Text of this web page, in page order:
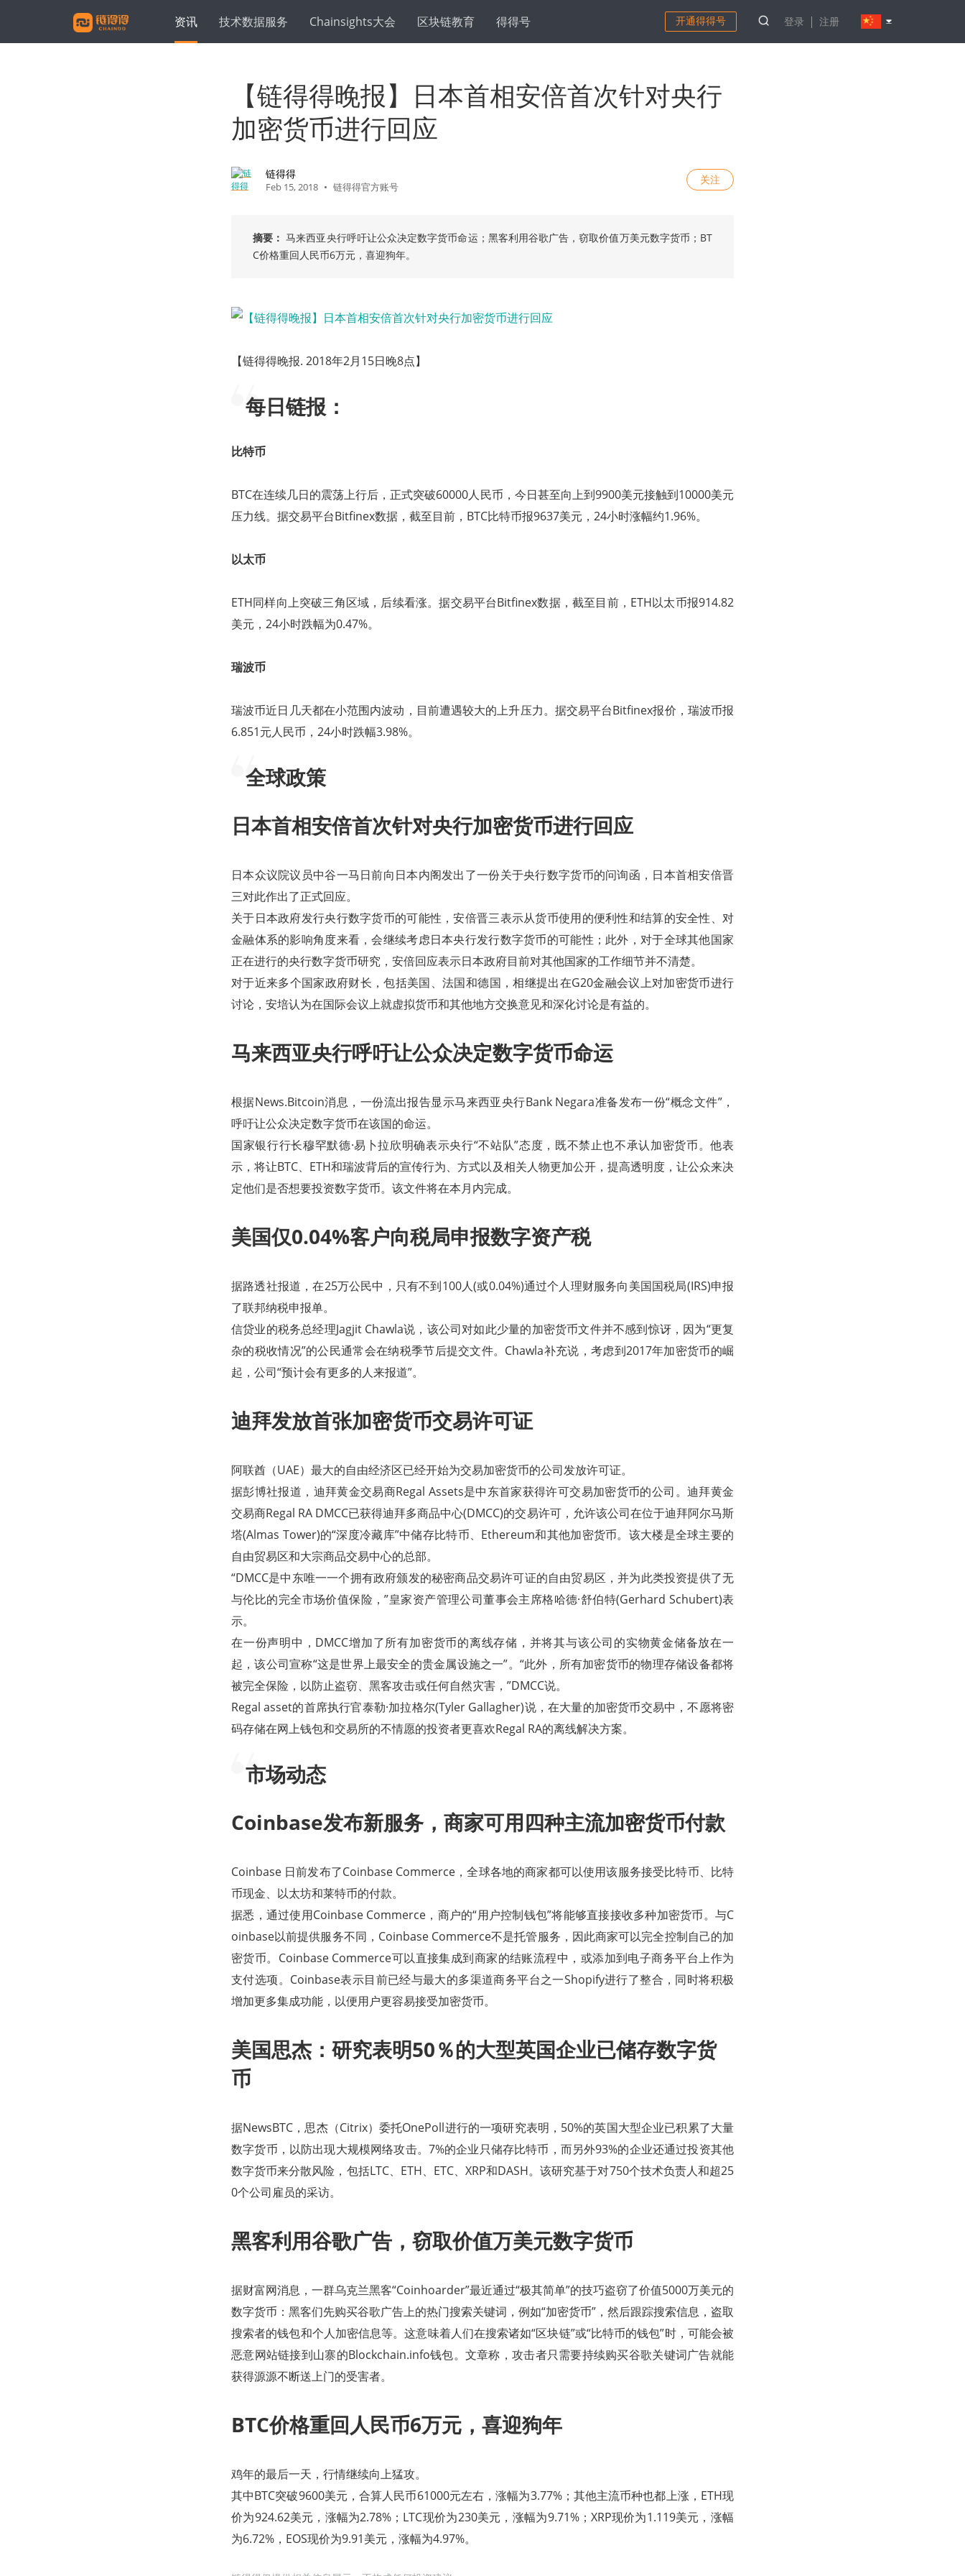
资讯 技术数据服务 Chainsights大会 区块链教育 得得号 开通得得号 登录 注册
【链得得晚报】日本首相安倍首次针对央行
加密货币进行回应
链得得
Feb 15, 2018 • 链得得官方账号
关注
摘要：马来西亚央行呼吁让公众决定数字货币命运；黑客利用谷歌广告，窃取价值万美元数字货币；BT
C价格重回人民币6万元，喜迎狗年。
【链得得晚报. 2018年2月15日晚8点】
每日链报：
比特币
BTC在连续几日的震荡上行后，正式突破60000人民币，今日甚至向上到9900美元接触到10000美元
压力线。据交易平台Bitfinex数据，截至目前，BTC比特币报9637美元，24小时涨幅约1.96%。
以太币
ETH同样向上突破三角区域，后续看涨。据交易平台Bitfinex数据，截至目前，ETH以太币报914.82
美元，24小时跌幅为0.47%。
瑞波币
瑞波币近日几天都在小范围内波动，目前遭遇较大的上升压力。据交易平台Bitfinex报价，瑞波币报
6.851元人民币，24小时跌幅3.98%。
全球政策
日本首相安倍首次针对央行加密货币进行回应
日本众议院议员中谷一马日前向日本内阁发出了一份关于央行数字货币的问询函，日本首相安倍晋
三对此作出了正式回应。
关于日本政府发行央行数字货币的可能性，安倍晋三表示从货币使用的便利性和结算的安全性、对
金融体系的影响角度来看，会继续考虑日本央行发行数字货币的可能性；此外，对于全球其他国家
正在进行的央行数字货币研究，安倍回应表示日本政府目前对其他国家的工作细节并不清楚。
对于近来多个国家政府财长，包括美国、法国和德国，相继提出在G20金融会议上对加密货币进行
讨论，安培认为在国际会议上就虚拟货币和其他地方交换意见和深化讨论是有益的。
马来西亚央行呼吁让公众决定数字货币命运
根据News.Bitcoin消息，一份流出报告显示马来西亚央行Bank Negara准备发布一份“概念文件”，
呼吁让公众决定数字货币在该国的命运。
国家银行行长穆罕默德·易卜拉欣明确表示央行“不站队”态度，既不禁止也不承认加密货币。他表
示，将让BTC、ETH和瑞波背后的宣传行为、方式以及相关人物更加公开，提高透明度，让公众来决
定他们是否想要投资数字货币。该文件将在本月内完成。
美国仅0.04%客户向税局申报数字资产税
据路透社报道，在25万公民中，只有不到100人(或0.04%)通过个人理财服务向美国国税局(IRS)申报
了联邦纳税申报单。
信贷业的税务总经理Jagjit Chawla说，该公司对如此少量的加密货币文件并不感到惊讶，因为“更复
杂的税收情况”的公民通常会在纳税季节后提交文件。Chawla补充说，考虑到2017年加密货币的崛
起，公司“预计会有更多的人来报道”。
迪拜发放首张加密货币交易许可证
阿联酋（UAE）最大的自由经济区已经开始为交易加密货币的公司发放许可证。
据彭博社报道，迪拜黄金交易商Regal Assets是中东首家获得许可交易加密货币的公司。迪拜黄金
交易商Regal RA DMCC已获得迪拜多商品中心(DMCC)的交易许可，允许该公司在位于迪拜阿尔马斯
塔(Almas Tower)的“深度冷藏库”中储存比特币、Ethereum和其他加密货币。该大楼是全球主要的
自由贸易区和大宗商品交易中心的总部。
“DMCC是中东唯一一个拥有政府颁发的秘密商品交易许可证的自由贸易区，并为此类投资提供了无
与伦比的完全市场价值保险，”皇家资产管理公司董事会主席格哈德·舒伯特(Gerhard Schubert)表
示。
在一份声明中，DMCC增加了所有加密货币的离线存储，并将其与该公司的实物黄金储备放在一
起，该公司宣称“这是世界上最安全的贵金属设施之一”。“此外，所有加密货币的物理存储设备都将
被完全保险，以防止盗窃、黑客攻击或任何自然灾害，”DMCC说。
Regal asset的首席执行官泰勒·加拉格尔(Tyler Gallagher)说，在大量的加密货币交易中，不愿将密
码存储在网上钱包和交易所的不情愿的投资者更喜欢Regal RA的离线解决方案。
市场动态
Coinbase发布新服务，商家可用四种主流加密货币付款
Coinbase 日前发布了Coinbase Commerce，全球各地的商家都可以使用该服务接受比特币、比特
币现金、以太坊和莱特币的付款。
据悉，通过使用Coinbase Commerce，商户的“用户控制钱包”将能够直接接收多种加密货币。与C
oinbase以前提供服务不同，Coinbase Commerce不是托管服务，因此商家可以完全控制自己的加
密货币。Coinbase Commerce可以直接集成到商家的结账流程中，或添加到电子商务平台上作为
支付选项。Coinbase表示目前已经与最大的多渠道商务平台之一Shopify进行了整合，同时将积极
增加更多集成功能，以便用户更容易接受加密货币。
美国思杰：研究表明50％的大型英国企业已储存数字货
币
据NewsBTC，思杰（Citrix）委托OnePoll进行的一项研究表明，50%的英国大型企业已积累了大量
数字货币，以防出现大规模网络攻击。7%的企业只储存比特币，而另外93%的企业还通过投资其他
数字货币来分散风险，包括LTC、ETH、ETC、XRP和DASH。该研究基于对750个技术负责人和超25
0个公司雇员的采访。
黑客利用谷歌广告，窃取价值万美元数字货币
据财富网消息，一群乌克兰黑客“Coinhoarder”最近通过“极其简单”的技巧盗窃了价值5000万美元的
数字货币：黑客们先购买谷歌广告上的热门搜索关键词，例如“加密货币”，然后跟踪搜索信息，盗取
搜索者的钱包和个人加密信息等。这意味着人们在搜索诸如“区块链”或“比特币的钱包”时，可能会被
恶意网站链接到山寨的Blockchain.info钱包。文章称，攻击者只需要持续购买谷歌关键词广告就能
获得源源不断送上门的受害者。
BTC价格重回人民币6万元，喜迎狗年
鸡年的最后一天，行情继续向上猛攻。
其中BTC突破9600美元，合算人民币61000元左右，涨幅为3.77%；其他主流币种也都上涨，ETH现
价为924.62美元，涨幅为2.78%；LTC现价为230美元，涨幅为9.71%；XRP现价为1.119美元，涨幅
为6.72%，EOS现价为9.91美元，涨幅为4.97%。